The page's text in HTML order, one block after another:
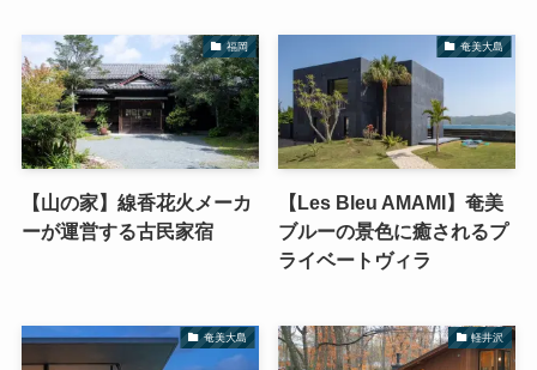
福岡
【山の家】線香花火メーカ
ーが運営する古民家宿
奄美大島
【Les Bleu AMAMI】奄美
ブルーの景色に癒されるプ
ライベートヴィラ
奄美大島 軽井沢